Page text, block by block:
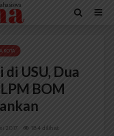
KOTA
USU, Dua
BOM
2017
184 dilihat